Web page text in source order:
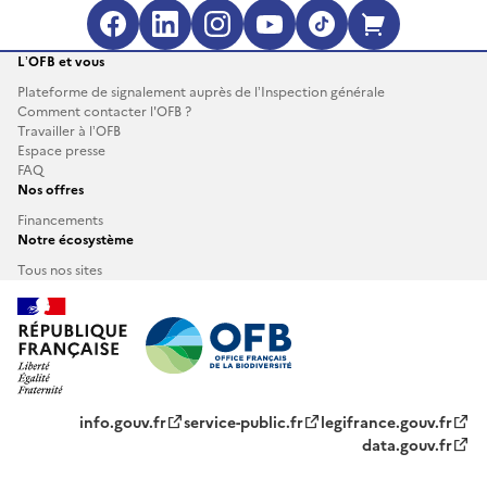
Facebook (s'ouvre dans une
LinkedIn (s'ouvre dans
Instagram (s'ouvre
YouTube
TikTok
L’OFB et vous
Plateforme de signalement auprès de l’Inspection générale
Comment contacter l'OFB ?
Travailler à l’OFB
Espace presse
FAQ
Nos offres
Financements
Notre écosystème
Tous nos sites
info.gouv.fr service-public.fr
legifrance.gouv.fr
data.gouv.fr